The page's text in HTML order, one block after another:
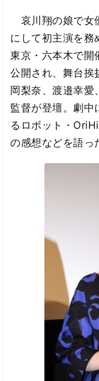
哀川翔の娘で女
にして初主演を務
東京・六本木で開
公開され、舞台挨
岡梨奈、渡邉幸愛
監督が登壇。劇中
るロボット・
の感想などを語っ